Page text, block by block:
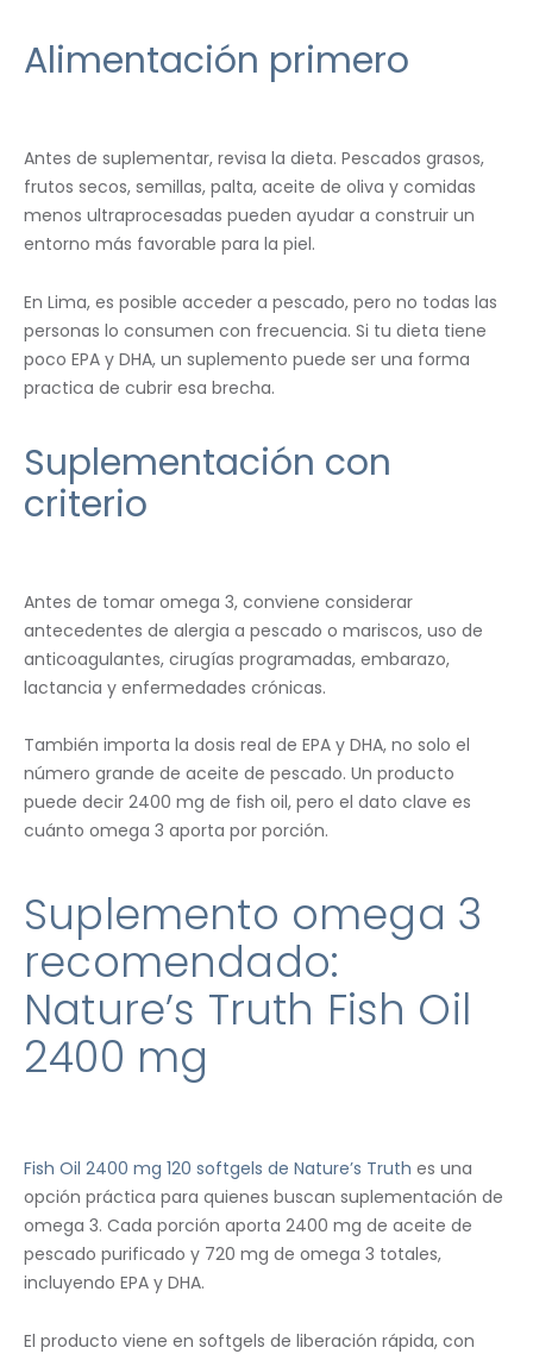
Alimentación primero
Antes de suplementar, revisa la dieta. Pescados grasos,
frutos secos, semillas, palta, aceite de oliva y comidas
menos ultraprocesadas pueden ayudar a construir un
entorno más favorable para la piel.
En Lima, es posible acceder a pescado, pero no todas las
personas lo consumen con frecuencia. Si tu dieta tiene
poco EPA y DHA, un suplemento puede ser una forma
practica de cubrir esa brecha.
Suplementación con
criterio
Antes de tomar omega 3, conviene considerar
antecedentes de alergia a pescado o mariscos, uso de
anticoagulantes, cirugías programadas, embarazo,
lactancia y enfermedades crónicas.
También importa la dosis real de EPA y DHA, no solo el
número grande de aceite de pescado. Un producto
puede decir 2400 mg de fish oil, pero el dato clave es
cuánto omega 3 aporta por porción.
Suplemento omega 3
recomendado:
Nature’s Truth Fish Oil
2400 mg
Fish Oil 2400 mg 120 softgels de Nature’s Truth es una
opción práctica para quienes buscan suplementación de
omega 3. Cada porción aporta 2400 mg de aceite de
pescado purificado y 720 mg de omega 3 totales,
incluyendo EPA y DHA.
El producto viene en softgels de liberación rápida, con